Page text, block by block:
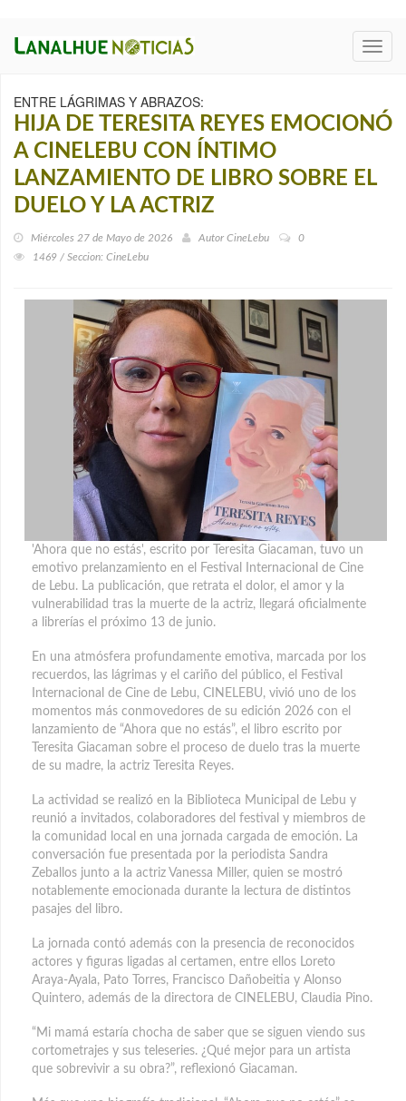
ENTRE LÁGRIMAS Y ABRAZOS:
HIJA DE TERESITA REYES EMOCIONÓ
A CINELEBU CON ÍNTIMO
LANZAMIENTO DE LIBRO SOBRE EL
DUELO Y LA ACTRIZ
Miércoles 27 de Mayo de 2026 Autor CineLebu
0
1469 / Seccion: CineLebu
'Ahora que no estás', escrito por Teresita Giacaman, tuvo un
emotivo prelanzamiento en el Festival Internacional de Cine
de Lebu. La publicación, que retrata el dolor, el amor y la
vulnerabilidad tras la muerte de la actriz, llegará oficialmente
a librerías el próximo 13 de junio.
En una atmósfera profundamente emotiva, marcada por los
recuerdos, las lágrimas y el cariño del público, el Festival
Internacional de Cine de Lebu, CINELEBU, vivió uno de los
momentos más conmovedores de su edición 2026 con el
lanzamiento de “Ahora que no estás”, el libro escrito por
Teresita Giacaman sobre el proceso de duelo tras la muerte
de su madre, la actriz Teresita Reyes.
La actividad se realizó en la Biblioteca Municipal de Lebu y
reunió a invitados, colaboradores del festival y miembros de
la comunidad local en una jornada cargada de emoción. La
conversación fue presentada por la periodista Sandra
Zeballos junto a la actriz Vanessa Miller, quien se mostró
notablemente emocionada durante la lectura de distintos
pasajes del libro.
La jornada contó además con la presencia de reconocidos
actores y figuras ligadas al certamen, entre ellos Loreto
Araya-Ayala, Pato Torres, Francisco Dañobeitia y Alonso
Quintero, además de la directora de CINELEBU, Claudia Pino.
“Mi mamá estaría chocha de saber que se siguen viendo sus
cortometrajes y sus teleseries. ¿Qué mejor para un artista
que sobrevivir a su obra?”, reflexionó Giacaman.